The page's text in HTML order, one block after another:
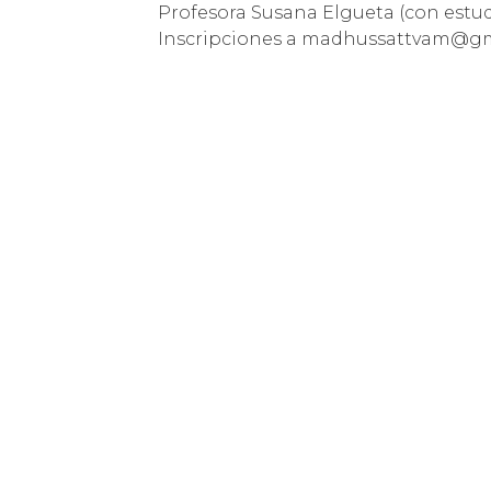
Profesora Susana Elgueta (con
Inscripciones a